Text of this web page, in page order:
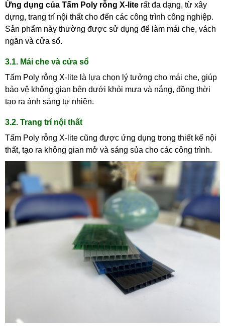
Ứng dụng của Tấm Poly rỗng X-lite rất đa dạng, từ xây
dựng, trang trí nội thất cho đến các công trình công nghiệp.
Sản phẩm này thường được sử dụng để làm mái che, vách
ngăn và cửa sổ.
3.1. Mái che và cửa sổ
Tấm Poly rỗng X-lite là lựa chọn lý tưởng cho mái che, giúp
bảo vệ không gian bên dưới khỏi mưa và nắng, đồng thời
tạo ra ánh sáng tự nhiên.
3.2. Trang trí nội thất
Tấm Poly rỗng X-lite cũng được ứng dụng trong thiết kế nội
thất, tạo ra không gian mở và sáng sủa cho các công trình.